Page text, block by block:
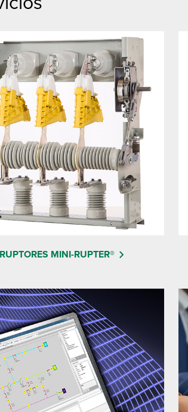
MINI-RUPTER®